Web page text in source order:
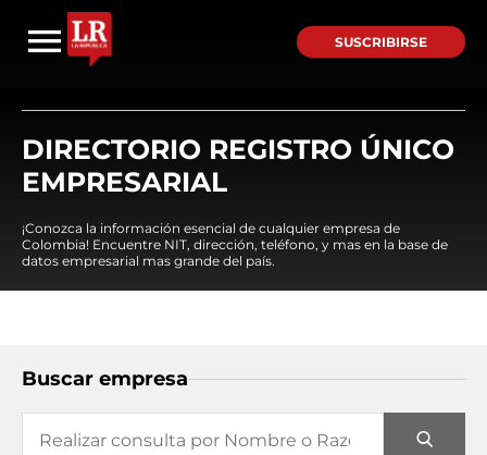
SUSCRIBIRSE
DIRECTORIO REGISTRO ÚNICO
EMPRESARIAL
¡Conozca la información esencial de cualquier empresa de
Colombia! Encuentre NIT, dirección, teléfono, y mas en la base de
datos empresarial mas grande del país.
Buscar empresa